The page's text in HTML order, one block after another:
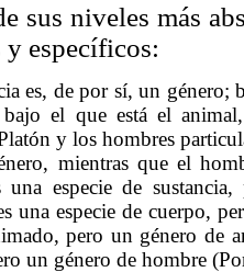
sus niveles más
específicos:
es, de por sí, un género;
bajo el que está el
y los hombres
mientras que el
una especie de
una especie de cuerpo,
pero un género de
un género de hombre